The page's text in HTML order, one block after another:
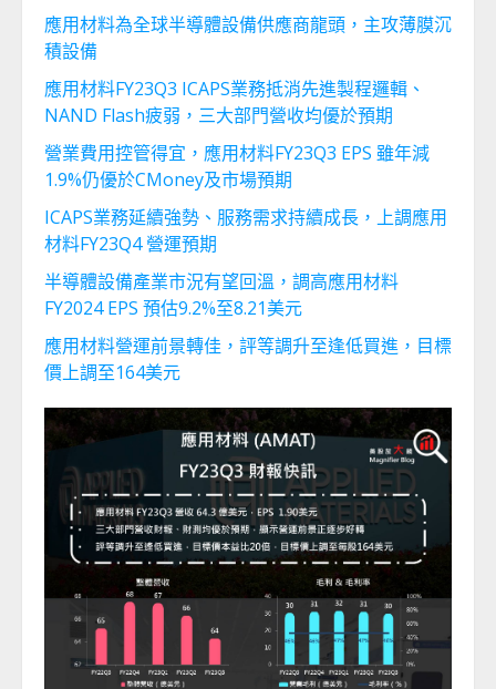
應用材料為全球半導體設備供應商龍頭，主攻薄膜沉
積設備
應用材料FY23Q3 ICAPS業務抵消先進製程邏輯、
NAND Flash疲弱，三大部門營收均優於預期
營業費用控管得宜，應用材料FY23Q3 EPS 雖年減
1.9%仍優於CMoney及市場預期
ICAPS業務延續強勢、服務需求持續成長，上調應用
材料FY23Q4 營運預期
半導體設備產業市況有望回溫，調高應用材料
FY2024 EPS 預估9.2%至8.21美元
應用材料營運前景轉佳，評等調升至逢低買進，目標
價上調至164美元